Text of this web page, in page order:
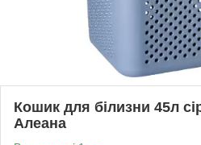
Кошик для білизни 45л
Алеана